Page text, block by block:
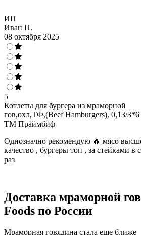
ИП
Иван П.
08 октября 2025
5
Котлеты для бургера из мраморной
гов,охл,ТФ,(Beef Hamburgers), 0,13/
ТМ Праймбиф
Однозначно рекомендую 🔥 мясо
качество , бургеры топ , за стейками в
раз
Доставка мраморной
Foods по России
Мраморная говядина стала еще ближе